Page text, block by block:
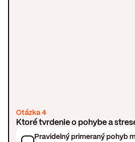
Otázka 4
Ktoré tvrdenie o pohybe a
Pravidelný primeraný pohyb